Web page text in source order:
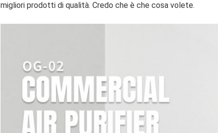
migliori prodotti di qualità. Credo che è che cosa volete.